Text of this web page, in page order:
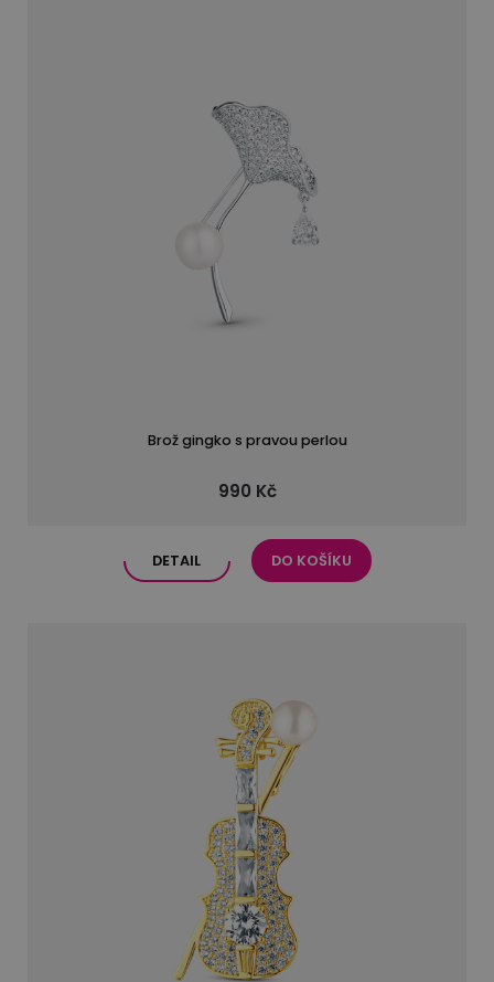
Brož gingko s pravou perlou
990 Kč
DETAIL DO KOŠÍKU